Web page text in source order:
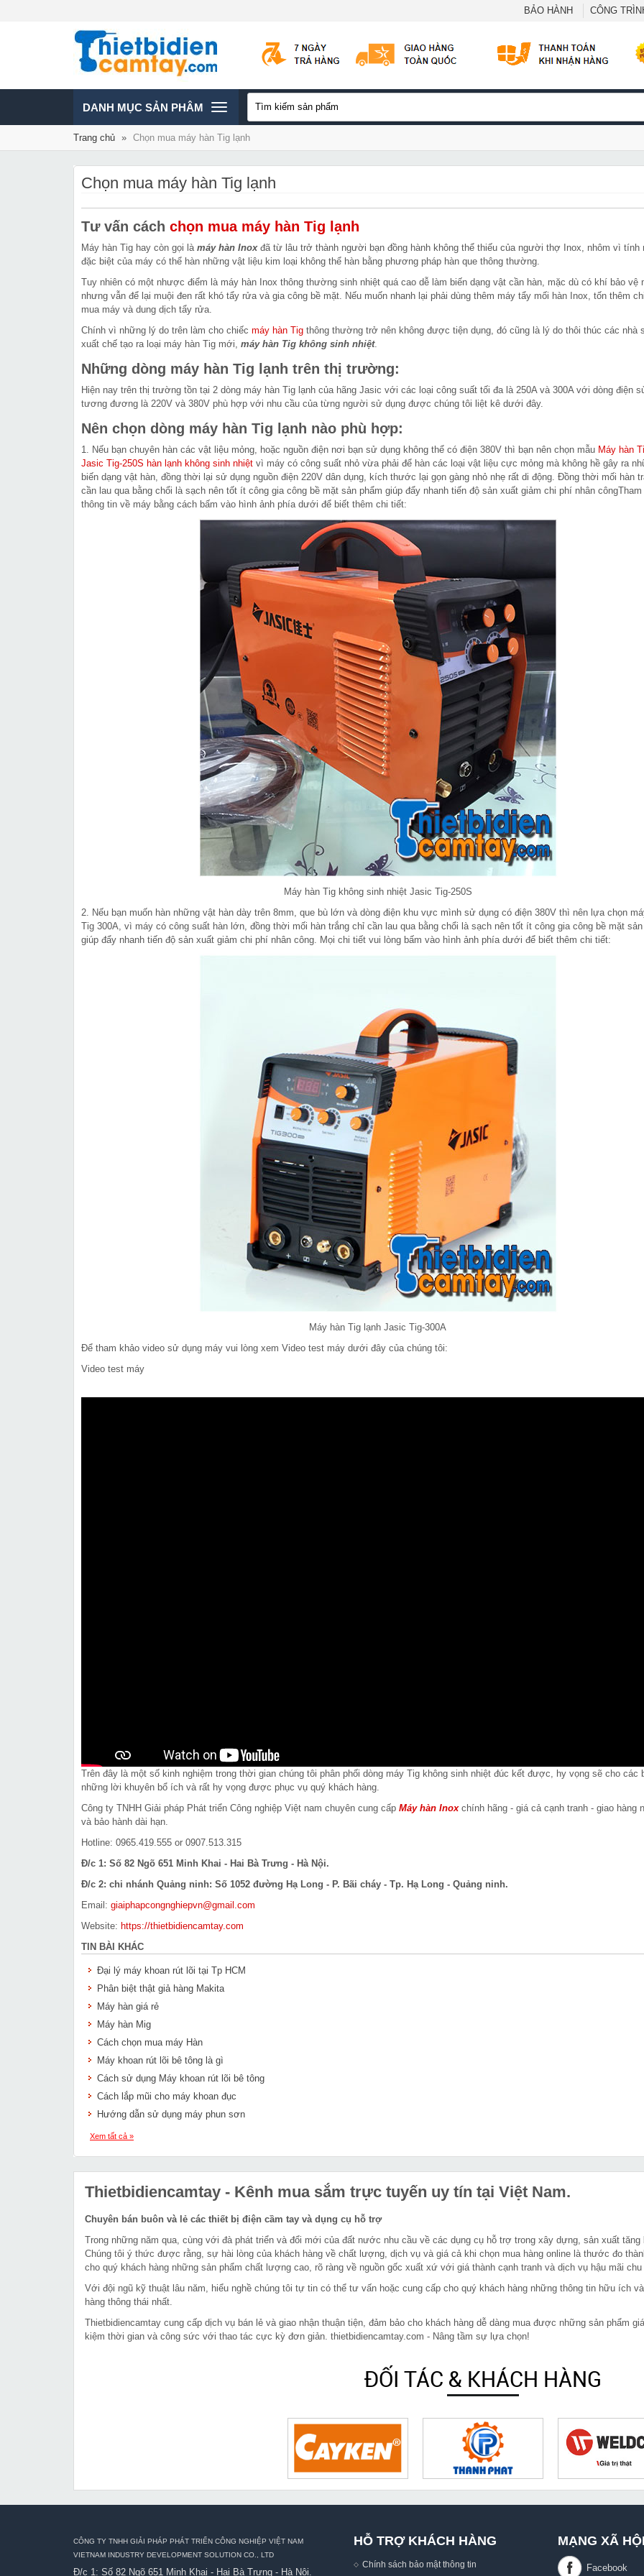
BẢO HÀNH CÔNG
TOGGLE
NAVIGATION
DANH MỤC SẢN PHÂM
Trang chủ » Chọn mua máy hàn Tig lạnh
Chọn mua máy hàn Tig lạnh
Tư vấn cách chọn mua máy hàn Tig lạnh
Máy hàn Tig hay còn gọi là máy hàn Inoxđã từ lâu trở thành người bạn đồng hành không thể thiếu của người thợ Inox, nhôm vì tính
đặc biệt của máy có thể hàn những vật liệu kim loại không thể hàn bằng phương pháp hàn que thông thường.
Tuy nhiên có một nhược điểm là máy hàn Inox thông thường sinh nhiệt quá cao dễ làm biến dạng vật cần hàn, mặc dù có khí bảo vệ
nhưng vẫn để lại muội đen rất khó tẩy rửa và gia công bề mặt. Nếu muốn nhanh lại phải dùng thêm máy tẩy mối hàn Inox, tốn thêm
mua máy và dung dịch tẩy rửa.
Chính vì những lý do trên làm cho chiếc máy hàn Tig thông thường trở nên không được tiện dụng, đó cũng là lý do thôi thúc các nhà
xuất chế tạo ra loại máy hàn Tig mới, máy hàn Tig không sinh nhiệt.
Những dòng máy hàn Tig lạnh trên thị trường:
Hiện nay trên thị trường tồn tại 2 dòng máy hàn Tig lạnh của hãng Jasic với các loại công suất tối đa là 250A và 300A với dòng điện
tương đương là 220V và 380V phù hợp với nhu cầu của từng người sử dụng được chúng tôi liệt kê dưới đây.
Nên chọn dòng máy hàn Tig lạnh nào phù hợp:
1. Nếu bạn chuyên hàn các vật liệu mỏng, hoặc nguồn điện nơi bạn sử dụng không thể có điện 380V thì bạn nên chọn mẫu Máy hàn
Jasic Tig-250S hàn lạnh không sinh nhiệt vì máy có công suất nhỏ vừa phải để hàn các loại vật liệu cực mỏng mà không hề gây ra
biến dạng vật hàn, đồng thời lại sử dụng nguồn điện 220V dân dụng, kích thước lại gọn gàng nhỏ nhẹ rất di động. Đồng thời mối hàn
cần lau qua bằng chổi là sạch nên tốt ít công gia công bề mặt sản phẩm giúp đẩy nhanh tiến độ sản xuất giảm chi phí nhân côngTham
thông tin về máy bằng cách bấm vào hình ảnh phía dưới để biết thêm chi tiết:
Máy hàn Tig không sinh nhiệt Jasic Tig-250S
2. Nếu bạn muốn hàn những vật hàn dày trên 8mm, que bù lớn và dòng điện khu vực mình sử dụng có điện 380V thì nên lựa chọn
Tig 300A, vì máy có công suất hàn lớn, đồng thời mối hàn trắng chỉ cần lau qua bằng chổi là sạch nên tốt ít công gia công bề mặt sản
giúp đẩy nhanh tiến độ sản xuất giảm chi phí nhân công. Mọi chi tiết vui lòng bấm vào hình ảnh phía dưới để biết thêm chi tiết:
Máy hàn Tig lạnh Jasic Tig-300A
Để tham khảo video sử dụng máy vui lòng xem Video test máy dưới đây của chúng tôi:
Video test máy
Trên đây là một số kinh nghiệm trong thời gian chúng tôi phân phối dòng máy Tig không sinh nhiệt đúc kết được, hy vọng sẽ cho các
những lời khuyên bổ ích và rất hy vọng được phục vụ quý khách hàng.
Công ty TNHH Giải pháp Phát triển Công nghiệp Việt nam chuyên cung cấp Máy hàn Inoxchính hãng - giá cả cạnh tranh - giao hàng
và bảo hành dài hạn.
Hotline: 0965.419.555 or 0907.513.315
Đ/c 1: Số 82 Ngõ 651 Minh Khai - Hai Bà Trưng - Hà Nội.
Đ/c 2: chi nhánh Quảng ninh: Số 1052 đường Hạ Long - P. Bãi cháy - Tp. Hạ Long - Quảng ninh.
Email: giaiphapcongnghiepvn@gmail.com
Website: https://thietbidiencamtay.com
TIN BÀI KHÁC
Đại lý máy khoan rút lõi tại Tp HCM
Phân biệt thật giả hàng Makita
Máy hàn giá rẻ
Máy hàn Mig
Cách chọn mua máy Hàn
Máy khoan rút lõi bê tông là gì
Cách sử dụng Máy khoan rút lõi bê tông
Cách lắp mũi cho máy khoan đục
Hướng dẫn sử dụng máy phun sơn
Xem tất cả »
Thietbidiencamtay - Kênh mua sắm trực tuyến uy tín tại Việt Nam.
Chuyên bán buôn và lẻ các thiết bị điện cầm tay và dụng cụ hỗ trợ
Trong những năm qua, cùng với đà phát triển và đổi mới của đất nước nhu cầu về các dụng cụ hỗ trợ trong xây dựng, sản xuất
Chúng tôi ý thức được rằng, sự hài lòng của khách hàng về chất lượng, dịch vụ và giá cả khi chọn mua hàng online là thước đo
cho quý khách hàng những sản phẩm chất lượng cao, rõ ràng về nguồn gốc xuất xứ với giá thành cạnh tranh và dịch vụ hậu mãi chu
Với đội ngũ kỹ thuật lâu năm, hiểu nghề chúng tôi tự tin có thể tư vấn hoặc cung cấp cho quý khách hàng những thông tin hữu ích
hàng thông thái nhất.
Thietbidiencamtay cung cấp dịch vụ bán lẻ và giao nhận thuận tiện, đảm bảo cho khách hàng dễ dàng mua được những sản phẩm
kiệm thời gian và công sức với thao tác cực kỳ đơn giản. thietbidiencamtay.com - Nâng tầm sự lựa chọn!
ĐỐI TÁC & KHÁCH HÀNG
CÔNG TY TNHH GIẢI PHÁP PHÁT TRIỂN CÔNG NGHIỆP VIỆT NAM
VIETNAM INDUSTRY DEVELOPMENT SOLUTION CO., LTD
Đ/c 1: Số 82 Ngõ 651 Minh Khai - Hai Bà Trưng - Hà Nội.
HỖ TRỢ KHÁCH HÀNG
Chính sách bảo mật thông tin
MẠNG XÃ HỘI